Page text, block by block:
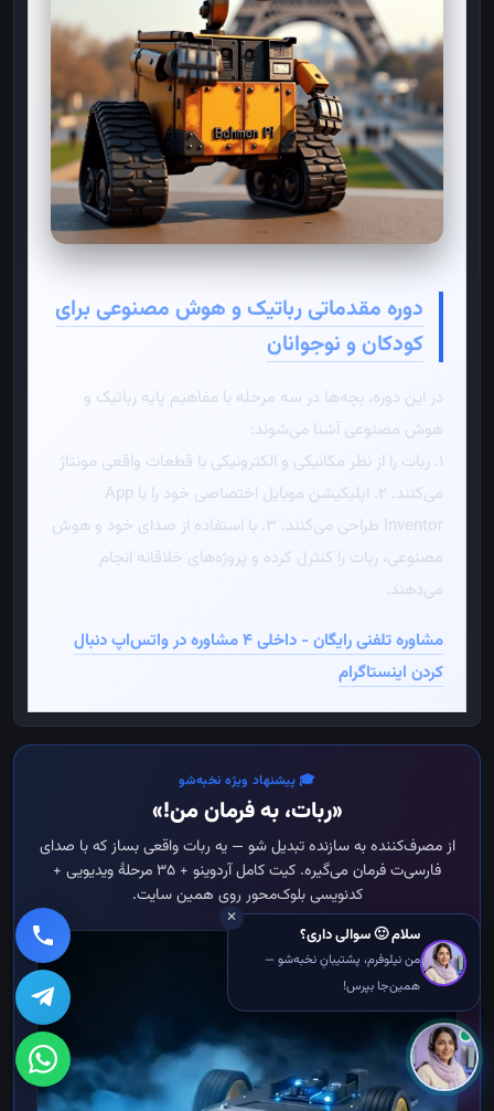
دوره مقدماتی رباتیک و هوش مصنوعی برای
کودکان و نوجوانان
در این دوره، بچه‌ها در سه مرحله با مفاهیم پایه رباتیک و
هوش مصنوعی آشنا می‌شوند:
۱. ربات را از نظر مکانیکی و الکترونیکی با قطعات واقعی مونتاژ
می‌کنند.
۲. اپلیکیشن موبایل اختصاصی خود را با App
Inventor طراحی می‌کنند.
۳. با استفاده از صدای خود و هوش
مصنوعی، ربات را کنترل کرده و پروژه‌های خلاقانه انجام
می‌دهند.
مشاوره تلفنی رایگان - داخلی ۴ مشاوره در واتس‌اپدنبال
کردن اینستاگرام
🎓 پیشنهاد ویژه نخبه‌شو
«ربات، به فرمان من!»
از مصرف‌کننده به سازنده تبدیل شو — یه ربات واقعی بساز که با صدای
فارسی‌ت فرمان می‌گیره. کیت کامل آردوینو + ۳۵ مرحلهٔ ویدیویی +
کدنویسی بلوک‌محور روی همین سایت.
سلام 🙂 سوالی داری؟
من نیلوفرم، پشتیبانِ نخبه‌شو —
همین‌جا بپرس!
✕